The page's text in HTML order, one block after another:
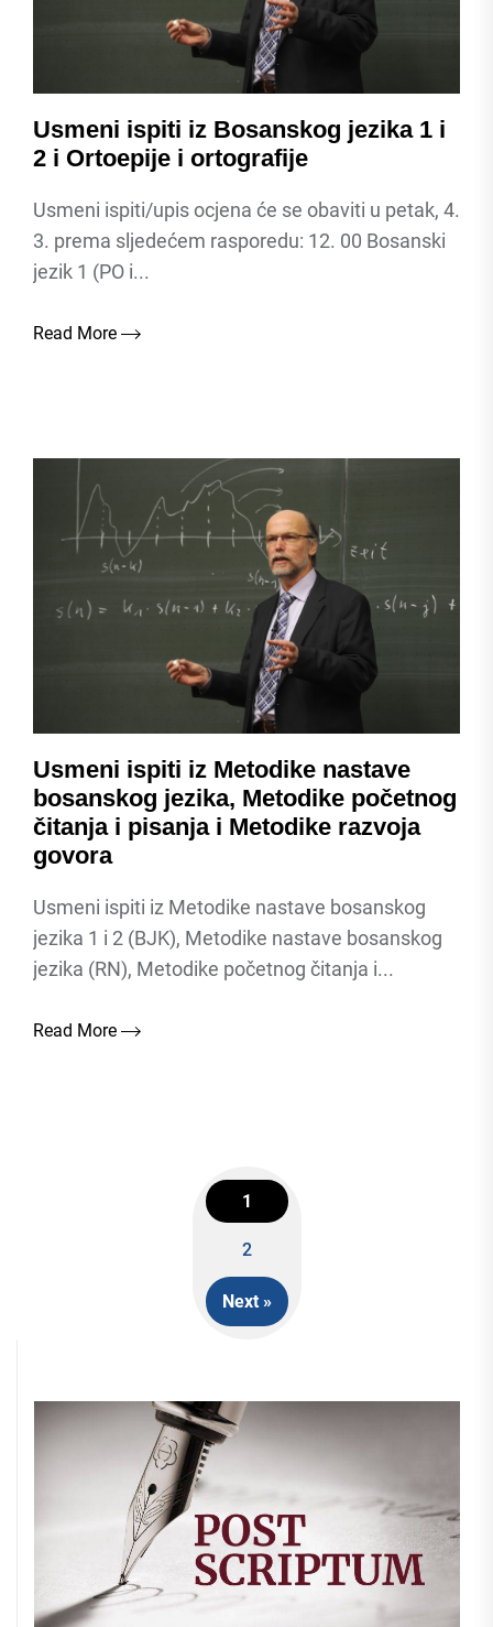
Usmeni ispiti iz Bosanskog jezika 1 i
2 i Ortoepije i ortografije
Usmeni ispiti/upis ocjena će se obaviti u petak, 4.
3. prema sljedećem rasporedu: 12. 00 Bosanski
jezik 1 (PO i...
Read More
Usmeni ispiti iz Metodike nastave
bosanskog jezika, Metodike početnog
čitanja i pisanja i Metodike razvoja
govora
Usmeni ispiti iz Metodike nastave bosanskog
jezika 1 i 2 (BJK), Metodike nastave bosanskog
jezika (RN), Metodike početnog čitanja i...
Read More
Posts
navigation
1
2
Next »